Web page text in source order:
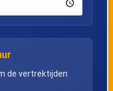
de vertrektijden